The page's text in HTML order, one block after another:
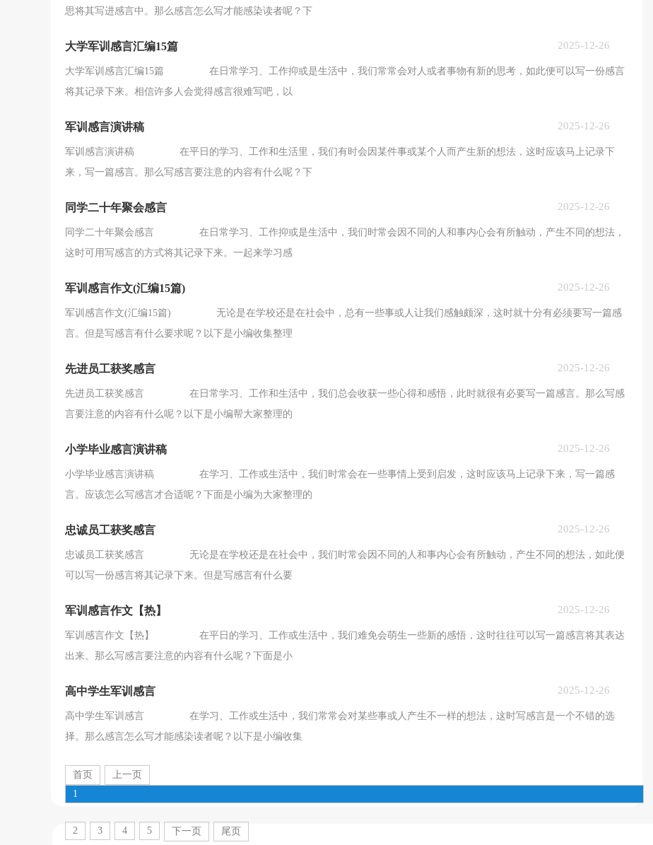
思将其写进感言中。那么感言怎么写才能感染读者呢？下
大学军训感言汇编15篇 2025-12-26
大学军训感言汇编15篇 在日常学习、工作抑或是生活中，我们常常会对人或者事物有新的思考，如此便可以写一份感言
将其记录下来。相信许多人会觉得感言很难写吧，以
军训感言演讲稿 2025-12-26
军训感言演讲稿 在平日的学习、工作和生活里，我们有时会因某件事或某个人而产生新的想法，这时应该马上记录下
来，写一篇感言。那么写感言要注意的内容有什么呢？下
同学二十年聚会感言 2025-12-26
同学二十年聚会感言 在日常学习、工作抑或是生活中，我们时常会因不同的人和事内心会有所触动，产生不同的想法，
这时可用写感言的方式将其记录下来。一起来学习感
军训感言作文(汇编15篇) 2025-12-26
军训感言作文(汇编15篇) 无论是在学校还是在社会中，总有一些事或人让我们感触颇深，这时就十分有必须要写一篇感
言。但是写感言有什么要求呢？以下是小编收集整理
先进员工获奖感言 2025-12-26
先进员工获奖感言 在日常学习、工作和生活中，我们总会收获一些心得和感悟，此时就很有必要写一篇感言。那么写感
言要注意的内容有什么呢？以下是小编帮大家整理的
小学毕业感言演讲稿 2025-12-26
小学毕业感言演讲稿 在学习、工作或生活中，我们时常会在一些事情上受到启发，这时应该马上记录下来，写一篇感
言。应该怎么写感言才合适呢？下面是小编为大家整理的
忠诚员工获奖感言 2025-12-26
忠诚员工获奖感言 无论是在学校还是在社会中，我们时常会因不同的人和事内心会有所触动，产生不同的想法，如此便
可以写一份感言将其记录下来。但是写感言有什么要
军训感言作文【热】 2025-12-26
军训感言作文【热】 在平日的学习、工作或生活中，我们难免会萌生一些新的感悟，这时往往可以写一篇感言将其表达
出来。那么写感言要注意的内容有什么呢？下面是小
高中学生军训感言 2025-12-26
高中学生军训感言 在学习、工作或生活中，我们常常会对某些事或人产生不一样的想法，这时写感言是一个不错的选
择。那么感言怎么写才能感染读者呢？以下是小编收集
首页
上一页
1
2 3 4 5 下一页 尾页